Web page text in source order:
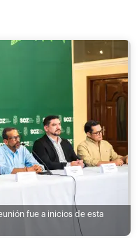
fue a inicios de esta